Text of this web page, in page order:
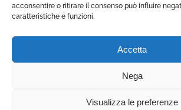
acconsentire o ritirare il consenso può influire
caratteristiche e funzioni.
Accetta
Nega
Visualizza le preferenze
Roma - 16200931000